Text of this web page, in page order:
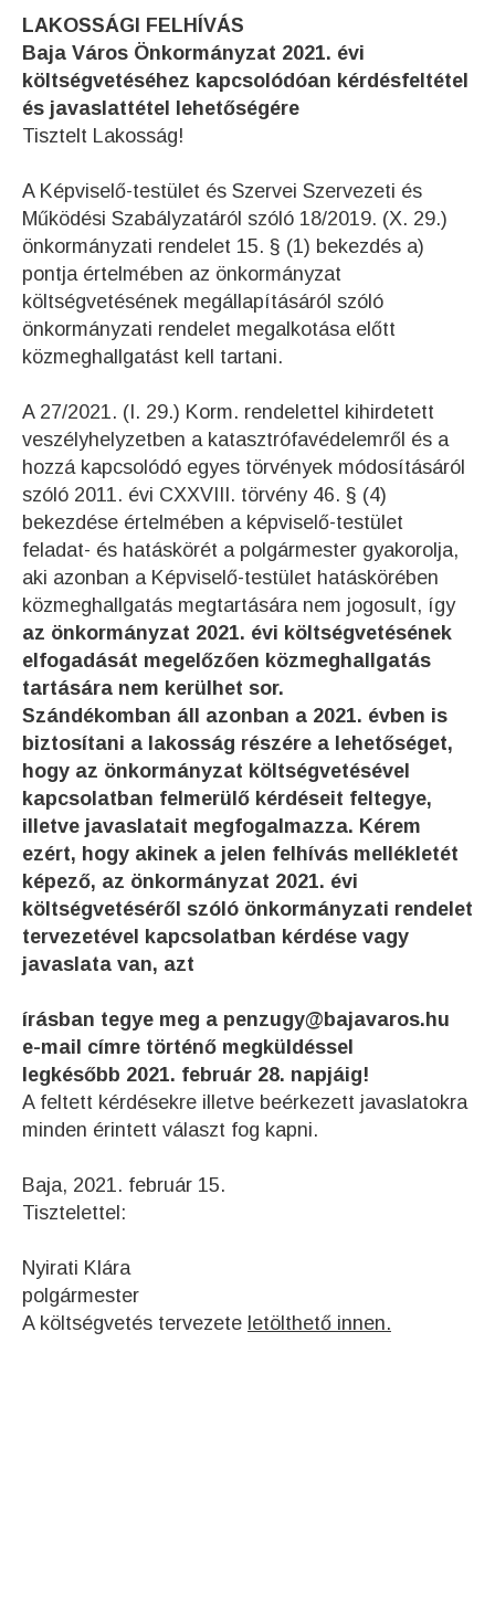
LAKOSSÁGI FELHÍVÁS
Baja Város Önkormányzat 2021. évi
költségvetéséhez kapcsolódóan kérdésfeltétel
és javaslattétel lehetőségére
Tisztelt Lakosság!
A Képviselő-testület és Szervei Szervezeti és
Működési Szabályzatáról szóló 18/2019. (X. 29.)
önkormányzati rendelet 15. § (1) bekezdés a)
pontja értelmében az önkormányzat
költségvetésének megállapításáról szóló
önkormányzati rendelet megalkotása előtt
közmeghallgatást kell tartani.
A 27/2021. (I. 29.) Korm. rendelettel kihirdetett
veszélyhelyzetben a katasztrófavédelemről és a
hozzá kapcsolódó egyes törvények módosításáról
szóló 2011. évi CXXVIII. törvény 46. § (4)
bekezdése értelmében a képviselő-testület
feladat- és hatáskörét a polgármester gyakorolja,
aki azonban a Képviselő-testület hatáskörében
közmeghallgatás megtartására nem jogosult, így
az önkormányzat 2021. évi költségvetésének
elfogadását megelőzően közmeghallgatás
tartására nem kerülhet sor.
Szándékomban áll azonban a 2021. évben is
biztosítani a lakosság részére a lehetőséget,
hogy az önkormányzat költségvetésével
kapcsolatban felmerülő kérdéseit feltegye,
illetve javaslatait megfogalmazza. Kérem
ezért, hogy akinek a jelen felhívás mellékletét
képező, az önkormányzat 2021. évi
költségvetéséről szóló önkormányzati rendelet
tervezetével kapcsolatban kérdése vagy
javaslata van, azt
írásban tegye meg a penzugy@bajavaros.hu
e-mail címre történő megküldéssel
legkésőbb 2021. február 28. napjáig!
A feltett kérdésekre illetve beérkezett javaslatokra
minden érintett választ fog kapni.
Baja, 2021. február 15.
Tisztelettel:
Nyirati Klára
polgármester
A költségvetés tervezete letölthető innen.